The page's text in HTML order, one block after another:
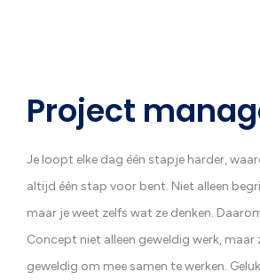
Project
Je loopt elke dag één stapje harder,
altijd één stap voor bent. Niet alleen
maar je weet zelfs wat ze denken.
Concept niet alleen geweldig werk, maar
geweldig om mee samen te werken.